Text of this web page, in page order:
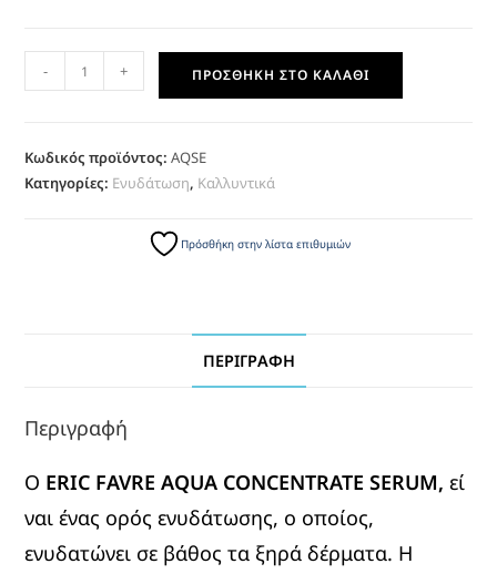
- + ΠΡΟΣΘΉΚΗ ΣΤΟ ΚΑΛΆΘΙ
Κωδικός προϊόντος:AQSE
Κατηγορίες: Ενυδάτωση, Καλλυντικά
Πρόσθήκη στην λίστα επιθυμιών
ΠΕΡΙΓΡΑΦΉ
Περιγραφή
Ο ERIC FAVRE AQUA CONCENTRATE SERUM,εί
ναι ένας ορός ενυδάτωσης, ο οποίος,
ενυδατώνει σε βάθος τα ξηρά δέρματα. Η